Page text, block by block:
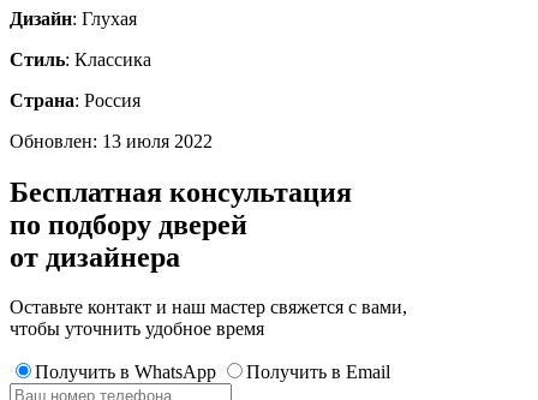
Дизайн: Глухая
Стиль: Классика
Страна: Россия
Обновлен: 13 июля 2022
Бесплатная консультация
по подбору дверей
от дизайнера
Оставьте контакт и наш мастер свяжется с вами,
чтобы уточнить удобное время
Получить в WhatsApp Получить в Email